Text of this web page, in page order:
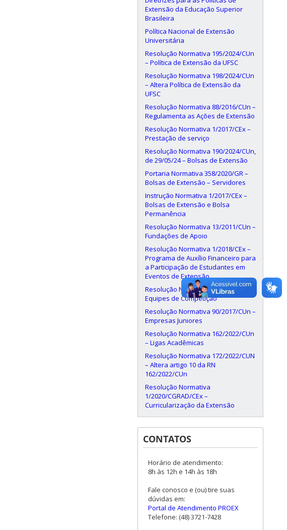
Extensão da Educação Superior
Brasileira
Política Nacional de Extensão
Universitária
Resolução Normativa 195/2024/CUn
– Política de Extensão da UFSC
Resolução Normativa 198/2024/CUn
– Altera Política de Extensão da
UFSC
Resolução Normativa 88/2016/CUn –
Regulamenta as Ações de Extensão
Resolução Normativa 1/2017/CEx –
Prestação de serviço
Resolução Normativa 190/2024/CUn,
de 29/05/24 – Bolsas de Extensão
Portaria Normativa 358/2020/GR –
Bolsas de Extensão – Servidores
Instrução Normativa 1/2017/CEx –
Bolsas de Extensão e Bolsa
Permanência
Resolução Normativa 13/2011/CUn –
Fundações de Apoio
Resolução Normativa 1/2018/CEx –
Programa de Auxílio Financeiro para
a Participação de Estudantes em
Eventos de Extensão
Resolução Normativa 87/2016/CUn –
Equipes de Competição
Resolução Normativa 90/2017/CUn –
Empresas Juniores
Resolução Normativa 162/2022/CUn
– Ligas Acadêmicas
Resolução Normativa 172/2022/CUN
– Altera artigo 10 da RN
162/2022/CUn
Resolução Normativa
1/2020/CGRAD/CEx –
Curricularização da Extensão
CONTATOS
Horário de atendimento:
8h às 12h e 14h às 18h
Fale conosco e (ou) tire suas
dúvidas em:
Portal de Atendimento PROEX
Telefone: (48) 3721-7428